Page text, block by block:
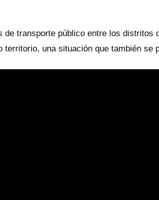
transporte público entre los distritos
una situación que también se